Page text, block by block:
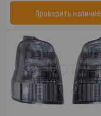
Проверить наличие